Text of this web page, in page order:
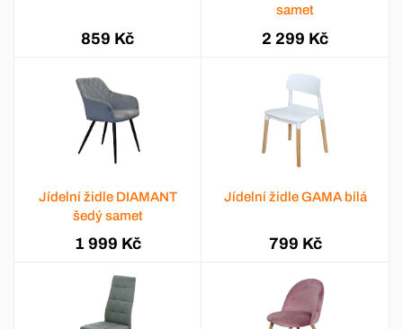
859 Kč
samet
2 299 Kč
Jídelní židle DIAMANT
šedý samet
1 999 Kč
Jídelní židle GAMA bílá
799 Kč